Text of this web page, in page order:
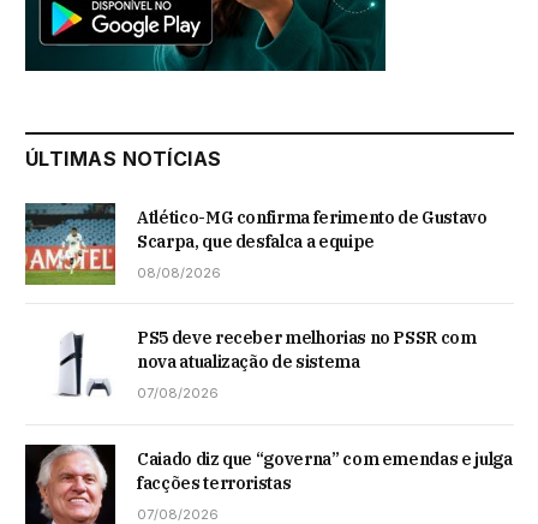
ÚLTIMAS NOTÍCIAS
Atlético-MG confirma ferimento de Gustavo
Scarpa, que desfalca a equipe
08/08/2026
PS5 deve receber melhorias no PSSR com
nova atualização de sistema
07/08/2026
Caiado diz que “governa” com emendas e julga
facções terroristas
07/08/2026